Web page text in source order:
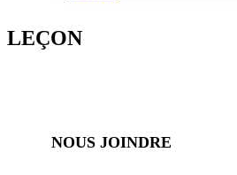
LEÇON
NOUS JOINDRE